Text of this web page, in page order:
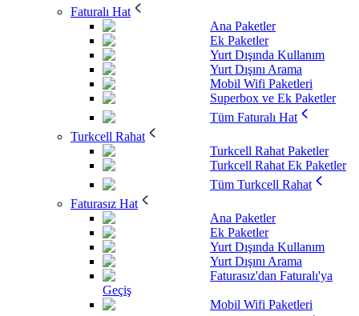
Faturalı Hat
Ana Paketler
Ek Paketler
Yurt Dışında Kullanım
Yurt Dışını Arama
Mobil Wifi Paketleri
Superbox ve Ek Paketler
Tüm Faturalı Hat
Turkcell Rahat
Turkcell Rahat Paketler
Turkcell Rahat Ek Paketler
Tüm Turkcell Rahat
Faturasız Hat
Ana Paketler
Ek Paketler
Yurt Dışında Kullanım
Yurt Dışını Arama
Faturasız'dan Faturalı'ya
Geçiş
Mobil Wifi Paketleri